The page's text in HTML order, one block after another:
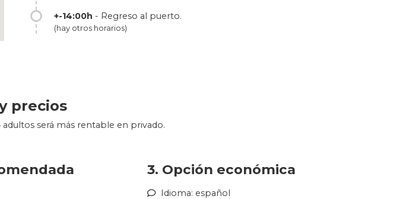
+-14:00h - Regreso al puerto.
(hay otros horarios)
precios
adultos será más rentable en privado.
3. Opción económica
Idioma: español